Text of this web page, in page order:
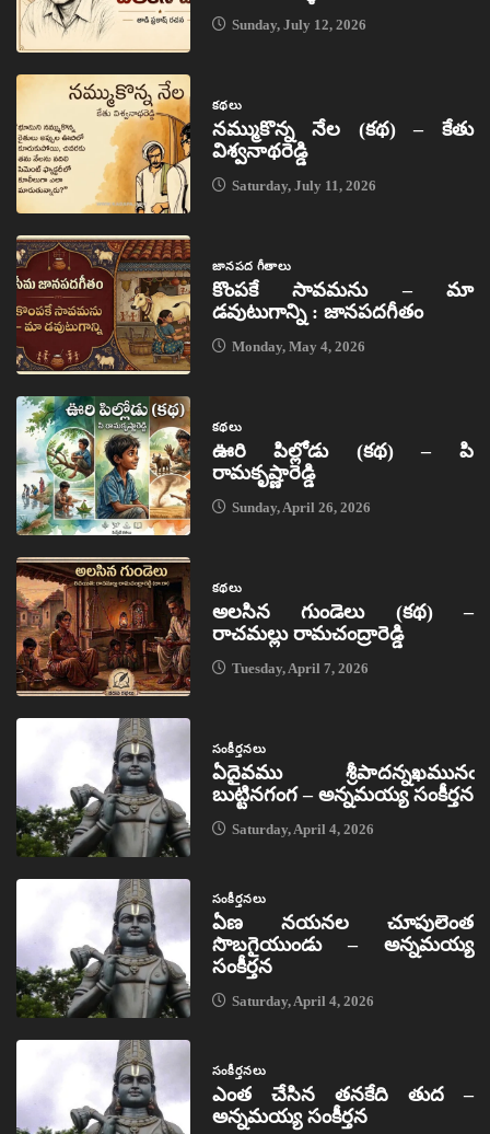
Sunday, July 12, 2026
కథలు
నమ్ముకొన్న నేల (కథ) – కేతు
విశ్వనాథరెడ్డి
Saturday, July 11, 2026
జానపద గీతాలు
కొంపకే సావమను – మా
డవుటుగాన్ని : జానపదగీతం
Monday, May 4, 2026
కథలు
ఊరి పిల్లోడు (కథ) – పి
రామకృష్ణారెడ్డి
Sunday, April 26, 2026
కథలు
అలసిన గుండెలు (కథ) –
రాచమల్లు రామచంద్రారెడ్డి
Tuesday, April 7, 2026
సంకీర్తనలు
ఏదైవము శ్రీపాదన్నఖమునఁ
బుట్టినగంగ – అన్నమయ్య సంకీర్తన
Saturday, April 4, 2026
సంకీర్తనలు
ఏణ నయనల చూపులెంత
సొబగైయుండు – అన్నమయ్య
సంకీర్తన
Saturday, April 4, 2026
సంకీర్తనలు
ఎంత చేసిన తనకేది తుద –
అన్నమయ్య సంకీర్తన